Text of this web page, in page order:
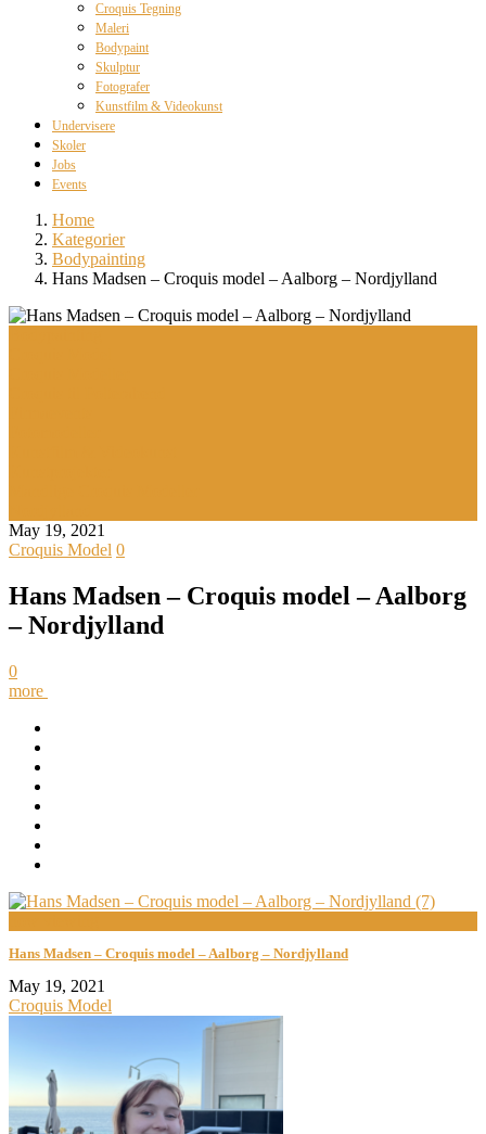
Croquis Tegning
Maleri
Bodypaint
Skulptur
Fotografer
Kunstfilm & Videokunst
Undervisere
Skoler
Jobs
Events
Home
Kategorier
Bodypainting
Hans Madsen – Croquis model – Aalborg – Nordjylland
May 19, 2021
Croquis Model 0
Hans Madsen – Croquis model – Aalborg
– Nordjylland
0
more
Hans Madsen – Croquis model – Aalborg – Nordjylland
May 19, 2021
Croquis Model